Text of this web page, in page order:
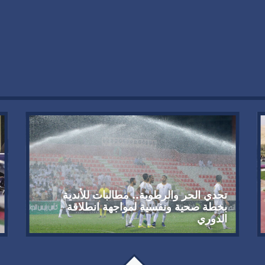
تحدي الحر والرطوبة.. مطالبات للأندية
بخطة صحية ونفسية لمواجهة انطلاقة
الدوري